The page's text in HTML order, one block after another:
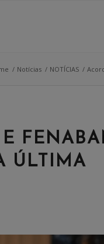
/ Notícias / NOTÍCIAS /
ÚLTIMA